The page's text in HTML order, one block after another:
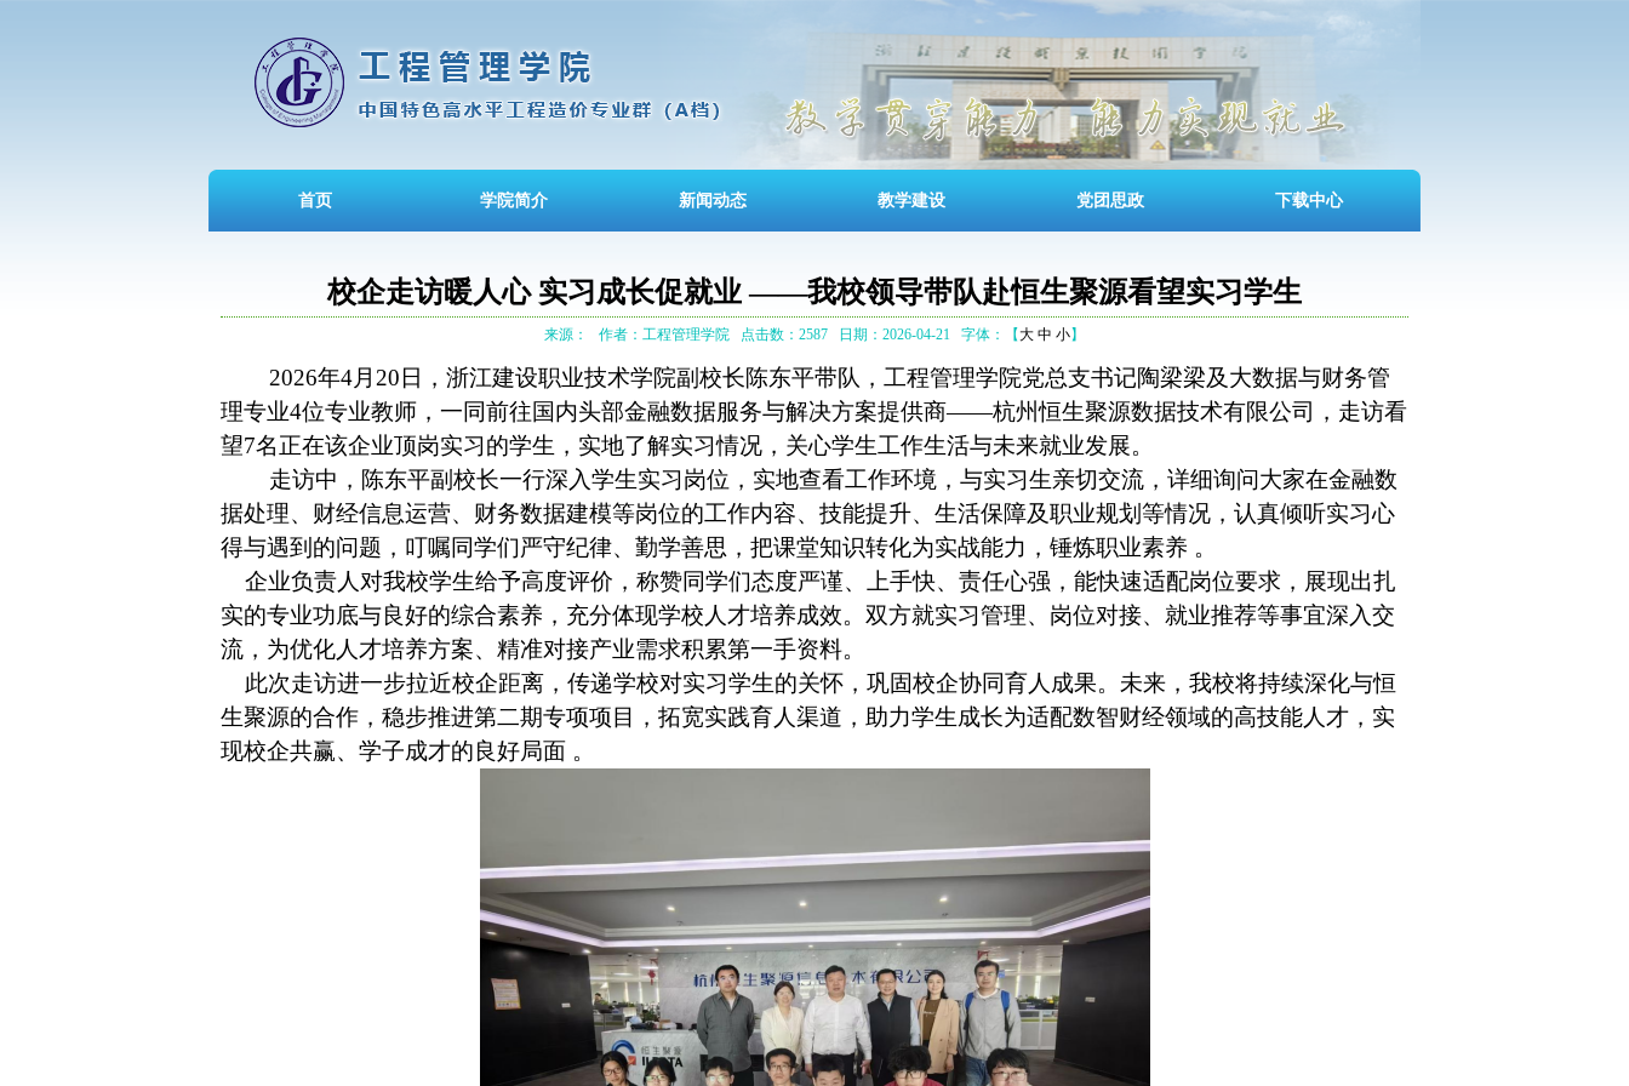
首页 学院简介 新闻动态 教学建设 党团思政 下载中心
校企走访暖人心 实习成长促就业 ——我校领导带队赴恒生聚源看望实习学生
来源： 作者：工程管理学院 点击数：2587 日期：2026-04-21 字体：【大 中 小】
2026年4月20日，浙江建设职业技术学院副校长陈东平带队，工程管理学院党总支书记陶梁梁及大数据与财务管
理专业4位专业教师， 一同前往国内头部金融数据服务与解决方案提供商——杭州恒生聚源数据技术有限公司，走访看
望7名正在该企业顶岗实习的学生，实地了解实习情况，关心学生工作生活与未来就业发展。
走访中，陈东平副校长一行深入学生实习岗位， 实地查看工作环境，与实习生亲切交流，详细询问大家在金融数
据处理、财经信息运营、财务数据建模等岗位的工作内容、技能提升、生活保障及职业规划等情况，认真倾听实习心
得与遇到的问题，叮嘱同学们严守纪律、勤学善思，把课堂知识转化为实战能力，锤炼职业素养 。
企业负责人对我校学生给予高度评价，称赞同学们态度严谨、上手快、责任心强，能快速适配岗位要求，展现出扎
实的专业功底与良好的综合素养，充分体现学校人才培养成效。双方就实习管理、岗位对接、就业推荐等事宜深入交
流，为优化人才培养方案、精准对接产业需求积累第一手资料。
此次走访进一步拉近校企距离，传递学校对实习学生的关怀，巩固校企协同育人成果。未来，我校将持续深化与恒
生聚源的合作，稳步推进第二期专项项目，拓宽实践育人渠道，助力学生成长为适配数智财经领域的高技能人才，实
现校企共赢、学子成才的良好局面 。